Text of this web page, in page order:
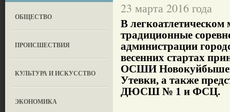
ОБЩЕСТВО
ПРОИСШЕСТВИЯ
КУЛЬТУРА И ИСКУССТВО
ЭКОНОМИКА
23 марта 2016 года
В легкоатлетическом
традиционные
администрации
весенних стартах
ОСШИ
Утевки, а также
ДЮСШ № 1 и ФСЦ.